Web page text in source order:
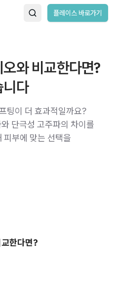
플레이스 바로가기
와 비교한다면?
다
팅이 더 효과적일까요?
단극성 고주파의 차이를
피부에 맞는 선택을
한다면?